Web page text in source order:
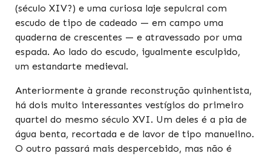
(século XIV?) e uma curiosa laje sepulcral com
escudo de tipo de cadeado — em campo uma
quaderna de crescentes — e atravessado por uma
espada. Ao lado do escudo, igualmente esculpido,
um estandarte medieval.
Anteriormente à grande reconstrução quinhentista,
há dois muito interessantes vestígios do primeiro
quartel do mesmo século XVI. Um deles é a pia de
água benta, recortada e de lavor de tipo manuelino.
O outro passará mais despercebido, mas não é